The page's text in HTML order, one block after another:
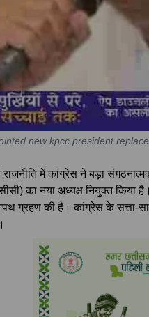
new kpcc president
में कांग्रेस ने बड़ा
का नया अध्यक्ष नियुक्त किया
ग्रहण की है। कांग्रेस के सत्ता-